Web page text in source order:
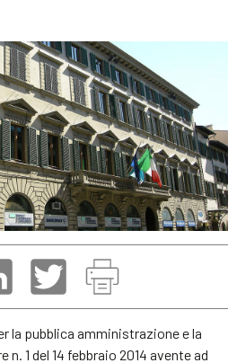
la pubblica amministrazione e la
1 del 14 febbraio 2014 avente ad